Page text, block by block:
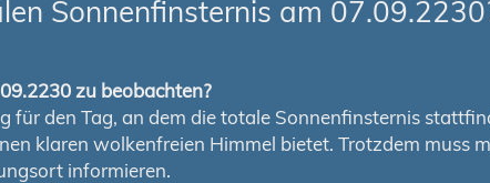
Sonnenfinsternis am
zu beobachten?
den Tag, an dem die totale Sonnenfinsternis
klaren wolkenfreien Himmel bietet. Trotzdem muss
informieren.